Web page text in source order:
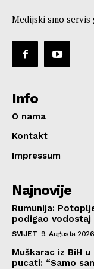
Medijski smo
Info
O nama
Kontakt
Impressum
Najnovije
Rumunija:
podigao vodostaj
SVIJET 9. Augusta
Muškarac iz BiH
pucati: “Samo